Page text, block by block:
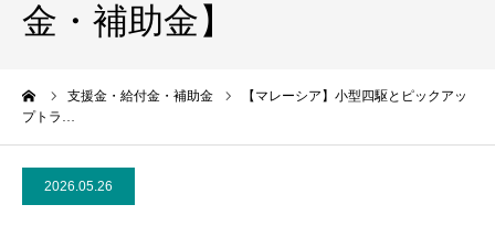
金・補助金】
支援金・給付金・補助金
【マレーシア】小型四駆とピックアッ
プトラ…
2026.05.26